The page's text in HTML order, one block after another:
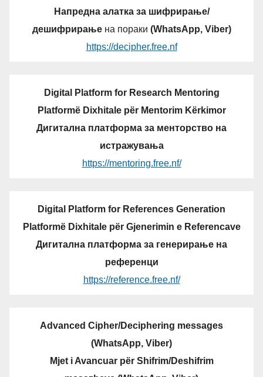
Напредна алатка за шифрирање/
дешифрирањена пораки (WhatsApp, Viber)
https://decipher.free.nf
Digital Platform for Research Mentoring
Platformë Dixhitale për Mentorim Kërkimor
Дигитална платформа за менторство на
истражувања
https://mentoring.free.nf/
Digital Platform for References Generation
Platformë Dixhitale për Gjenerimin e Referencave
Дигитална платформа за генерирање на
референци
https://reference.free.nf/
Advanced Cipher/Deciphering messages
(WhatsApp, Viber)
Mjet i Avancuar për Shifrim/Deshifrim